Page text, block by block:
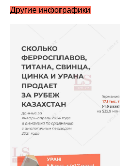
Другие инфографики